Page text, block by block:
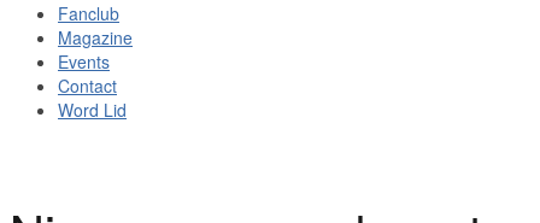
Fanclub
Magazine
Events
Contact
Word Lid